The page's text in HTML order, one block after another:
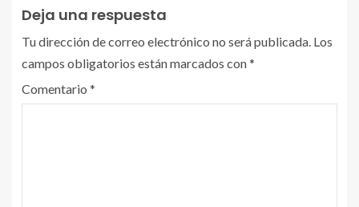
Deja una respuesta
Tu dirección de correo electrónico no será publicada. Los
campos obligatorios están marcados con*
Comentario *